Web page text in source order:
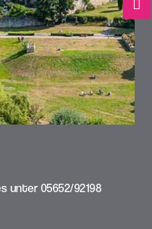
unter 05652/92198